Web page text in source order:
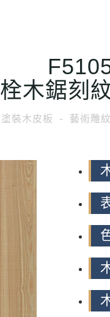
栓木鋸刻
塗裝木皮板 藝術雕